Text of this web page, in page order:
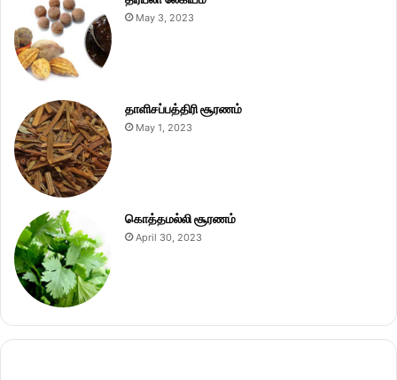
May 3, 2023
தாளிசப்பத்திரி சூரணம்
May 1, 2023
கொத்தமல்லி சூரணம்
April 30, 2023